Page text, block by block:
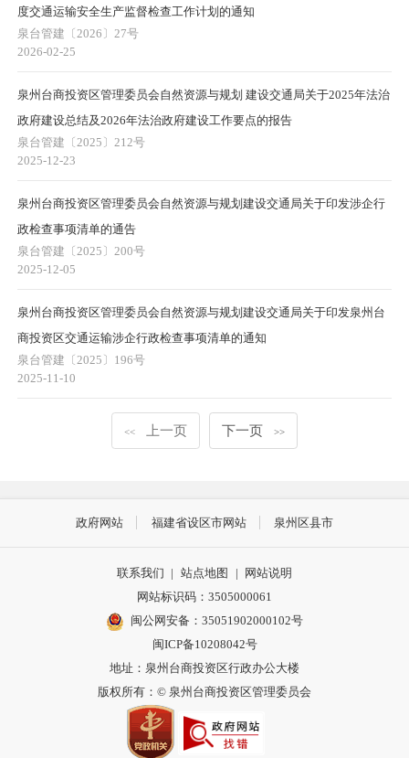
度交通运输安全生产监督检查工作计划的通知
泉台管建〔2026〕27号
2026-02-25
泉州台商投资区管理委员会自然资源与规划 建设交通局关于2025年法治
政府建设总结及2026年法治政府建设工作要点的报告
泉台管建〔2025〕212号
2025-12-23
泉州台商投资区管理委员会自然资源与规划建设交通局关于印发涉企行
政检查事项清单的通告
泉台管建〔2025〕200号
2025-12-05
泉州台商投资区管理委员会自然资源与规划建设交通局关于印发泉州台
商投资区交通运输涉企行政检查事项清单的通知
泉台管建〔2025〕196号
2025-11-10
<< 上一页 下一页 >>
政府网站 福建省设区市网站 泉州区县市
联系我们 | 站点地图 |
网站说明
网站标识码：3505000061
闽公网安备：35051902000102号
闽ICP备10208042号
地址：泉州台商投资区行政办公大楼
版权所有：© 泉州台商投资区管理委员会